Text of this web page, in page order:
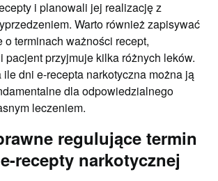
i planowali jej realizację z
Warto również zapisywać
o terminach ważności recept,
pacjent przyjmuje kilka różnych leków.
dni e-recepta narkotyczna można ją
dla odpowiedzialnego
leczeniem.
regulujące termin
recepty narkotycznej